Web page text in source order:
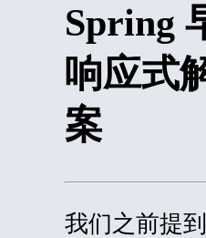
Spring
响应式
案
我们之前提